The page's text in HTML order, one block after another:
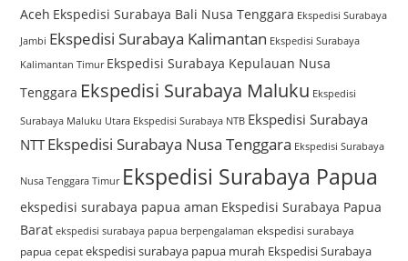
Aceh Ekspedisi Surabaya Bali Nusa Tenggara Ekspedisi Surabaya
Jambi Ekspedisi Surabaya Kalimantan Ekspedisi Surabaya
Kalimantan Timur Ekspedisi Surabaya Kepulauan Nusa
Tenggara Ekspedisi Surabaya Maluku Ekspedisi
Surabaya Maluku Utara Ekspedisi Surabaya NTB Ekspedisi Surabaya
NTTEkspedisi Surabaya Nusa Tenggara Ekspedisi Surabaya
Nusa Tenggara Timur Ekspedisi Surabaya Papua
ekspedisi surabaya papua aman Ekspedisi Surabaya Papua
Barat ekspedisi surabaya papua berpengalaman ekspedisi surabaya
papua cepat ekspedisi surabaya papua murah Ekspedisi Surabaya